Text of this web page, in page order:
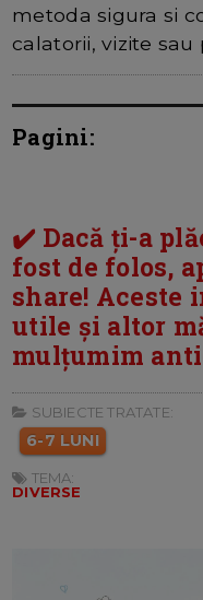
metoda sigura si
calatorii, vizite
Pagini:
✔️ Dacă ți-a
fost de folos,
share! Aceste
utile și altor
mulțumim
SUBIECTE TRATATE:
6-7 LUNI
TEMA:
DIVERSE